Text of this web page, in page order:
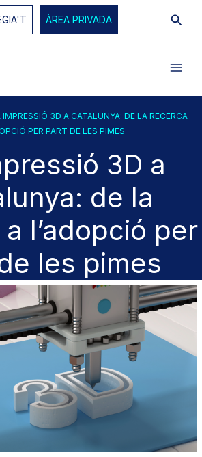
ÀREA PRIVADA
IMPRESSIÓ 3D A CATALUNYA: DE LA RECERCA
PER PART DE LES PIMES
3D a
de la
l’adopció per
les pimes